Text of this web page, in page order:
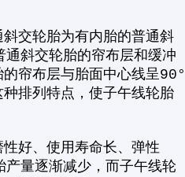
交轮胎为有内胎的普通斜
斜交轮胎的帘布层和缓冲
帘布层与胎面中心线呈90°
排列特点，使子午线轮胎
好、使用寿命长、弹性
量逐渐减少，而子午线轮